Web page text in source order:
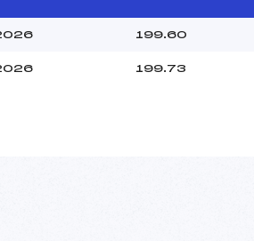
199.60
199.73